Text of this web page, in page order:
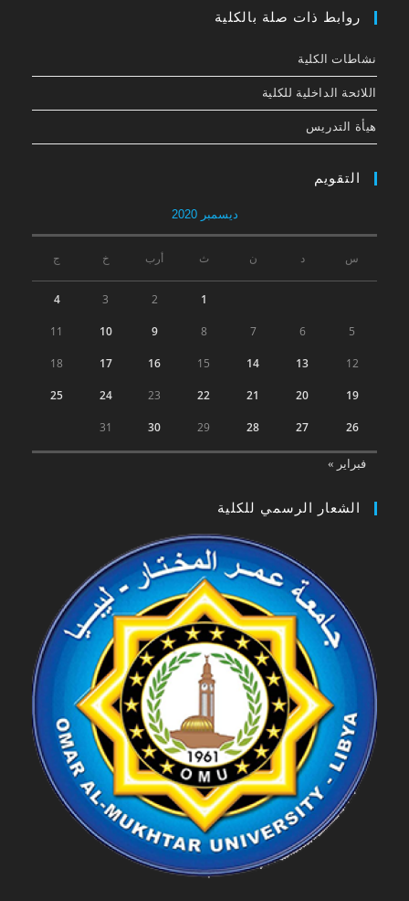
روابط ذات صلة بالكلية
نشاطات الكلية
اللائحة الداخلیة للكلیة
هيأة التدريس
التقويم
ديسمبر 2020
س د ن ث أرب خ ج
1
2
3
4
5
6
7
8
9
10
11
12
13
14
15
16
17
18
19
20
21
22
23
24
25
26
27
28
29
30
31
فبراير »
الشعار الرسمي للكلية